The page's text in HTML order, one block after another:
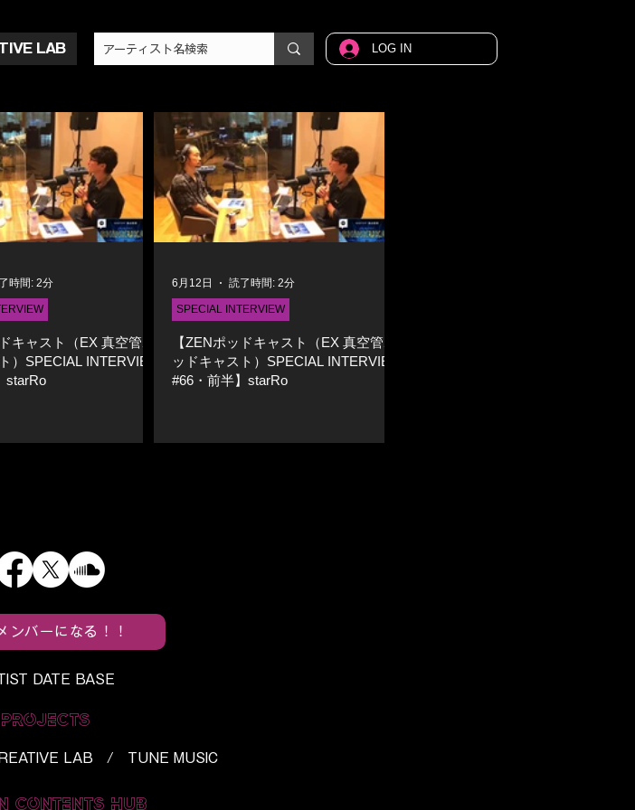
LAB LOG IN
キャスト（EX 真空管ポ
）SPECIAL INTERVIEW
starRo
時間: 2分
【ZENポッドキャスト（EX 真空管ポ
ッドキャスト）SPECIAL INTERVIEW
#66・前半】starRo
SPECIAL INTERVIEW
6月12日 読了時間: 2分
ンバーになる！！
DATE BASE
LAB / TUNE MUSIC
CONTENTS HUB